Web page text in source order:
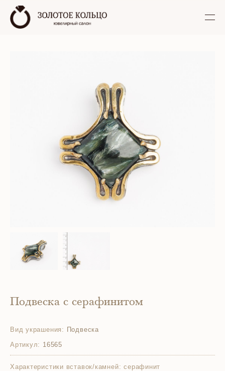
Подвеска с серафинитом
Вид украшения: Подвеска
Артикул: 16565
Характеристики вставок/камней: серафинит